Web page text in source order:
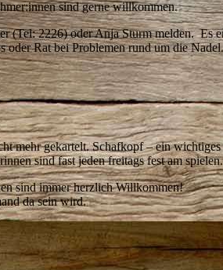
sind gerne willkommen.
(Tel: 2226) oder Anja Sturm melden. Es
Rat bei Problemen rund um die Nadel.
mehr gekartelt. Schafkopf – ein
sind fast jeden freitags fest am
sind immer herzlich Willkommen!
da sein wird.